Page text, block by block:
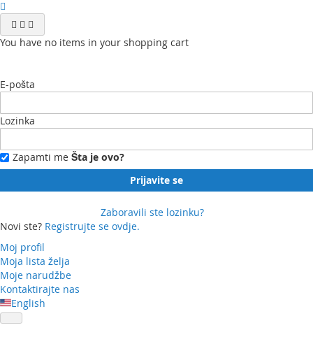
You have no items in your shopping cart
E-pošta
Lozinka
Zapamti me Šta je ovo?
Prijavite se
Zaboravili ste lozinku?
Novi ste? Registrujte se ovdje.
Moj profil
Moja lista želja
Moje narudžbe
Kontaktirajte nas
English